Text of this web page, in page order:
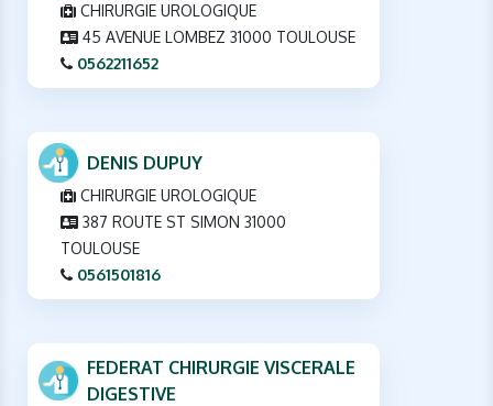
CHIRURGIE UROLOGIQUE
45 AVENUE LOMBEZ 31000 TOULOUSE
0562211652
DENIS DUPUY
CHIRURGIE UROLOGIQUE
387 ROUTE ST SIMON 31000
TOULOUSE
0561501816
FEDERAT CHIRURGIE VISCERALE
DIGESTIVE